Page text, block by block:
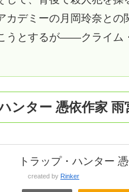
カデミーの月岡玲奈と
うとするが――クライム
ンター 憑依作家 雨
トラップ・ハンター
created by Rinker